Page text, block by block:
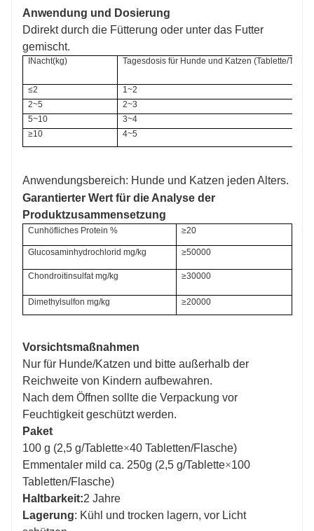
Anwendung und Dosierung
Ddirekt durch die Fütterung oder unter das Futter
gemischt.
INacht(kg) Tagesdosis für Hunde und Katzen (Tablette/Tag
≤2 1 ~2
2~5
2~3
5~10
3~4
≥10
4~5
Anwendungsbereich: Hunde und Katzen jeden Alters.
Garantierter Wert für die Analyse der
Produktzusammensetzung
Cunhöfliches Protein % ≥20
Glucosaminhydrochlorid mg/kg ≥50000
Chondroitinsulfat mg/kg ≥30000
Dimethylsulfon mg/kg ≥20000
Vorsichtsmaßnahmen
Nur für Hunde/Katzen und bitte außerhalb der
Reichweite von Kindern aufbewahren.
Nach dem Öffnen sollte die Verpackung vor
Feuchtigkeit geschützt werden.
Paket
100 g (2,5 g/Tablette×40 Tabletten/Flasche)
Emmentaler mild ca. 250g (2,5 g/Tablette×100
Tabletten/Flasche)
Haltbarkeit:2 Jahre
Lagerung: Kühl und trocken lagern, vor Licht